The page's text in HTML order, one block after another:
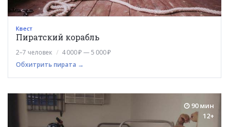
Квест
Пиратский корабль
2–7 человек
4 000 ₽ — 5 000 ₽
Обхитрить пирата →
90 мин
12+